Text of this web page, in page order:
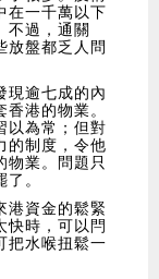
在一千萬以下
不過，通關
放盤都乏人問
現逾七成的內
港的物業。
以為常；但對
的制度，令他
物業。問題只
。
港資金的鬆緊
快時，可以閂
把水喉扭鬆一